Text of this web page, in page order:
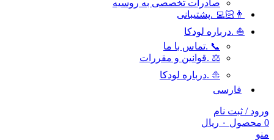
صادرات تخصصی به روسیه
👨🏻‍💻 .پشتیبانی
⛵ .درباره لودکا
📞 .تماس با ما
⚖️ .قوانین و مقررات
⛵ .درباره لودکا
فارسی
ورود / ثبت نام
0 محصول ۰ ریال
منو